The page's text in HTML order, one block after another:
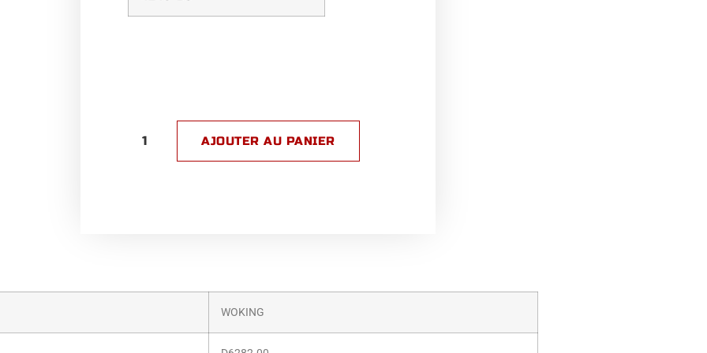
AJOUTER AU PANIER
WOKING